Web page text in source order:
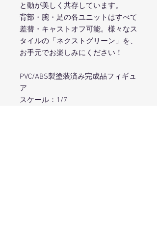
と動が美しく共存しています。
背部・腕・足の各ユニットはすべて
差替・キャストオフ可能。様々なス
タイルの「ネクストグリーン」を、
お手元でお楽しみにください！
PVC/ABS製塗装済み完成品フィギュ
ア
スケール：1/7